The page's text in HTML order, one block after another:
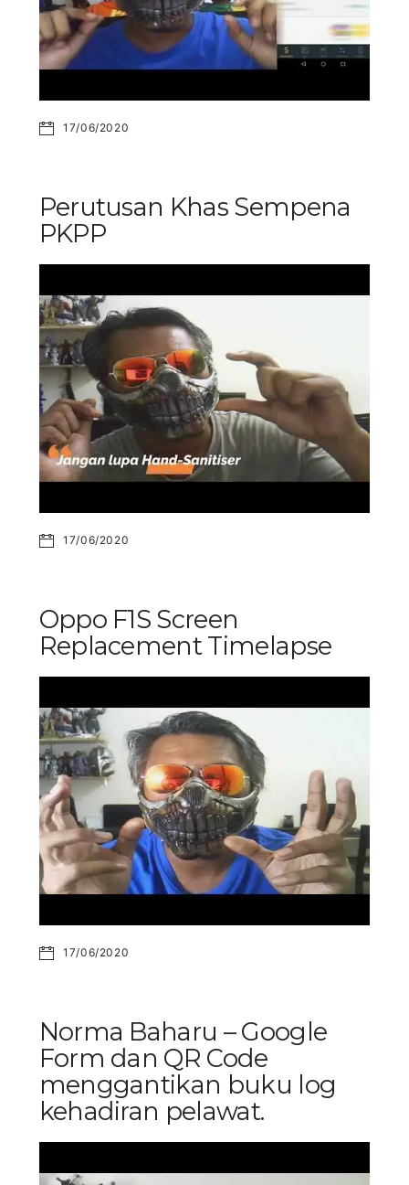
17/06/2020
Perutusan Khas Sempena
PKPP
17/06/2020
Oppo F1S Screen
Replacement Timelapse
17/06/2020
Norma Baharu – Google
Form dan QR Code
menggantikan buku log
kehadiran pelawat.